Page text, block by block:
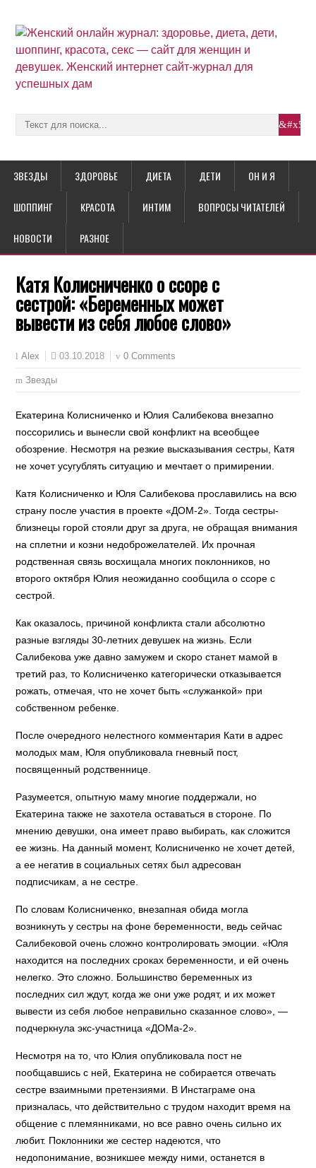
ЗВЕЗДЫ ЗДОРОВЬЕ ДИЕТА ДЕТИ ОН И Я
ШОППИНГ КРАСОТА ИНТИМ ВОПРОСЫ ЧИТАТЕЛЕЙ
НОВОСТИ РАЗНОЕ
Катя Колисниченко о ссоре с
сестрой: «Беременных может
вывести из себя любое слово»
Alex 03.10.2018 0 Comments
Звезды
Екатерина Колисниченко и Юлия Салибекова внезапно
поссорились и вынесли свой конфликт на всеобщее
обозрение. Несмотря на резкие высказывания сестры, Катя
не хочет усугублять ситуацию и мечтает о примирении.
Катя Колисниченко и Юля Салибекова прославились на всю
страну после участия в проекте «ДОМ-2». Тогда сестры-
близнецы горой стояли друг за друга, не обращая внимания
на сплетни и козни недоброжелателей. Их прочная
родственная связь восхищала многих поклонников, но
второго октября Юлия неожиданно сообщила о ссоре с
сестрой.
Как оказалось, причиной конфликта стали абсолютно
разные взгляды 30-летних девушек на жизнь. Если
Салибекова уже давно замужем и скоро станет мамой в
третий раз, то Колисниченко категорически отказывается
рожать, отмечая, что не хочет быть «служанкой» при
собственном ребенке.
После очередного нелестного комментария Кати в адрес
молодых мам, Юля опубликовала гневный пост,
посвященный родственнице.
Разумеется, опытную маму многие поддержали, но
Екатерина также не захотела оставаться в стороне. По
мнению девушки, она имеет право выбирать, как сложится
ее жизнь. На данный момент, Колисниченко не хочет детей,
а ее негатив в социальных сетях был адресован
подписчикам, а не сестре.
По словам Колисниченко, внезапная обида могла
возникнуть у сестры на фоне беременности, ведь сейчас
Салибековой очень сложно контролировать эмоции. «Юля
находится на последних сроках беременности, и ей очень
нелегко. Это сложно. Большинство беременных из
последних сил ждут, когда же они уже родят, и их может
вывести из себя любое неправильно сказанное слово», —
подчеркнула экс-участница «ДОМа-2».
Несмотря на то, что Юлия опубликовала пост не
пообщавшись с ней, Екатерина не собирается отвечать
сестре взаимными претензиями. В Инстаграме она
призналась, что действительно с трудом находит время на
общение с племянниками, но все равно очень сильно их
любит. Поклонники же сестер надеются, что
недопонимание, возникшее между ними, останется в